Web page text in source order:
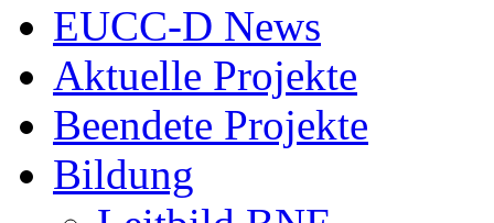
EUCC-D News
Aktuelle Projekte
Beendete Projekte
Bildung